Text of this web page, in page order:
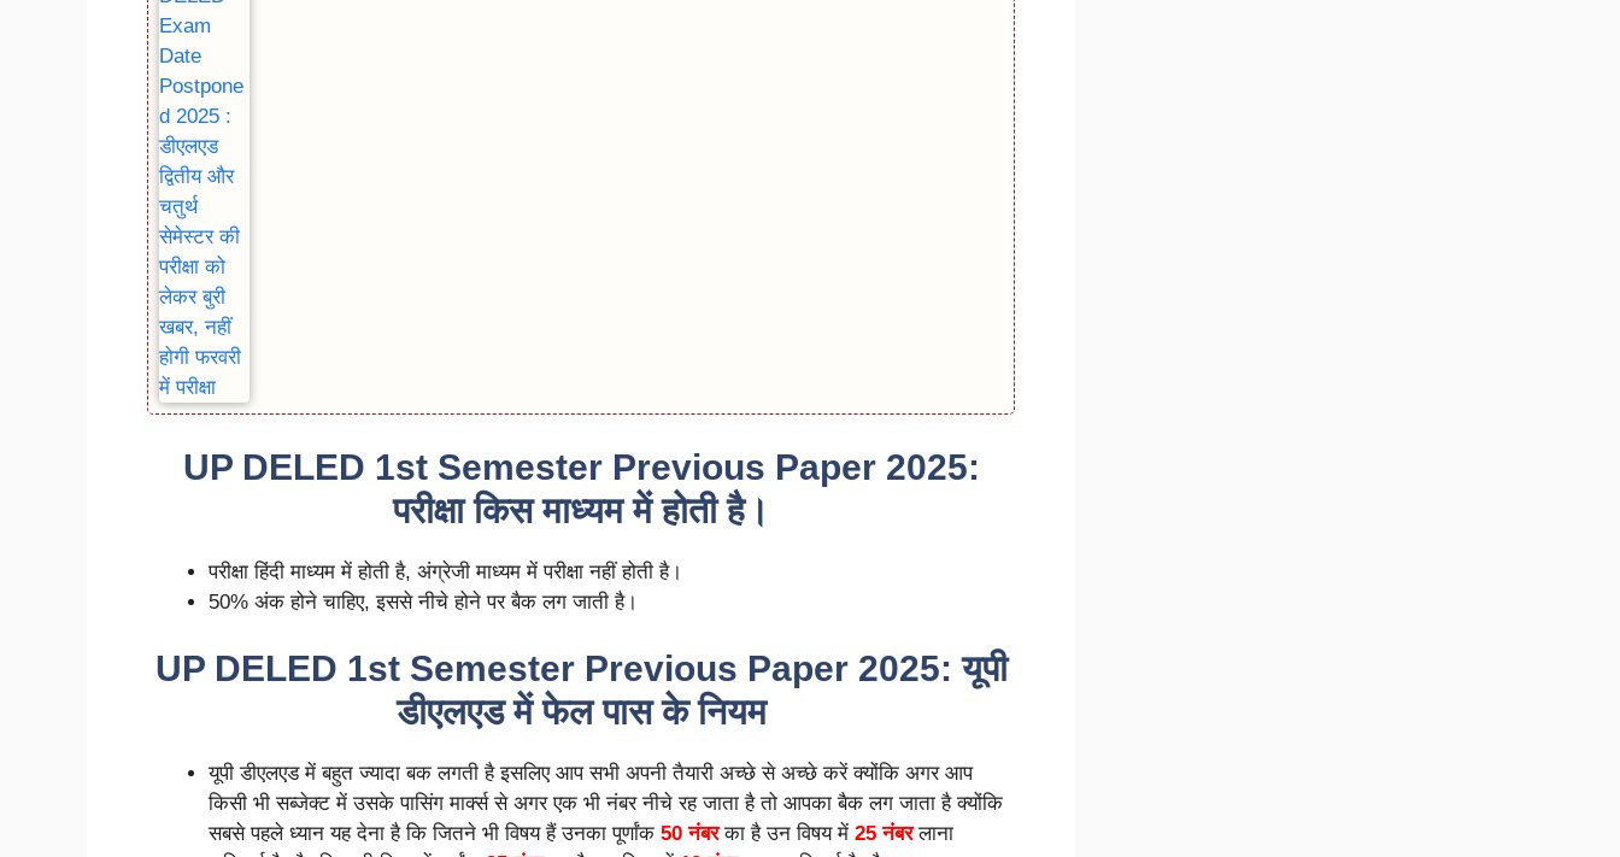
UP DELED 1st Semester Previous Paper 2025:
परीक्षा किस माध्यम में होती है।
परीक्षा हिंदी माध्यम में होती है, अंग्रेजी माध्यम में परीक्षा नहीं होती है।
50% अंक होने चाहिए, इससे नीचे होने पर बैक लग जाती है।
UP DELED 1st Semester Previous Paper 2025: यूपी
डीएलएड में फेल पास के नियम
यूपी डीएलएड में बहुत ज्यादा बक लगती है इसलिए आप सभी अपनी तैयारी अच्छे से अच्छे करें क्योंकि अगर आप
किसी भी सब्जेक्ट में उसके पासिंग मार्क्स से अगर एक भी नंबर नीचे रह जाता है तो आपका बैक लग जाता है क्योंकि
सबसे पहले ध्यान यह देना है कि जितने भी विषय हैं उनका पूर्णांक 50 नंबरका है उन विषय में 25 नंबरलाना